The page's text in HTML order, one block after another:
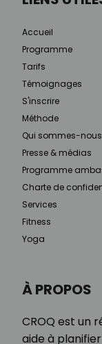
À PROPOS
CROQ est un
aide à
Accueil
Programme
Tarifs
Témoignages
S'inscrire
Méthode
Qui sommes-nous
Presse & médias
Programme
Charte de
Services
Fitness
Yoga